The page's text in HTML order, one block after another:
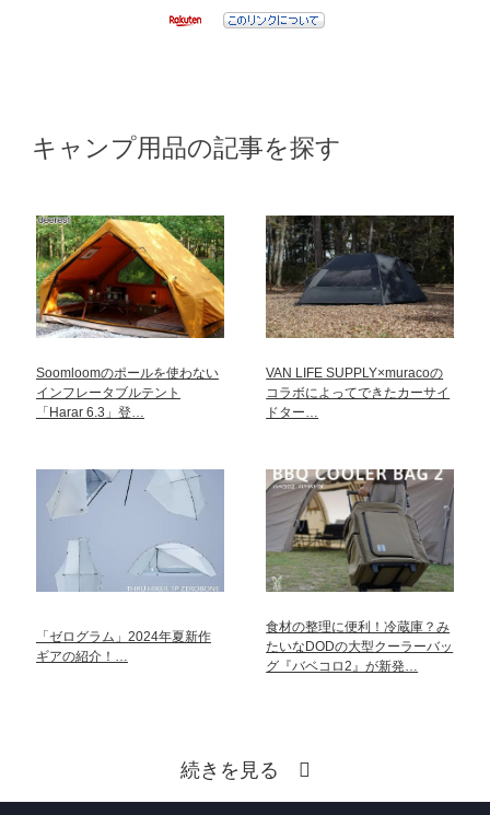
キャンプ用品の記事を探す
Soomloomのポールを使わない
インフレータブルテント
「Harar 6.3」登…
VAN LIFE SUPPLY×muracoの
コラボによってできたカーサイ
ドター…
「ゼログラム」2024年夏新作
ギアの紹介！…
食材の整理に便利！冷蔵庫？み
たいなDODの大型クーラーバッ
グ『バベコロ2』が新発…
続きを見る